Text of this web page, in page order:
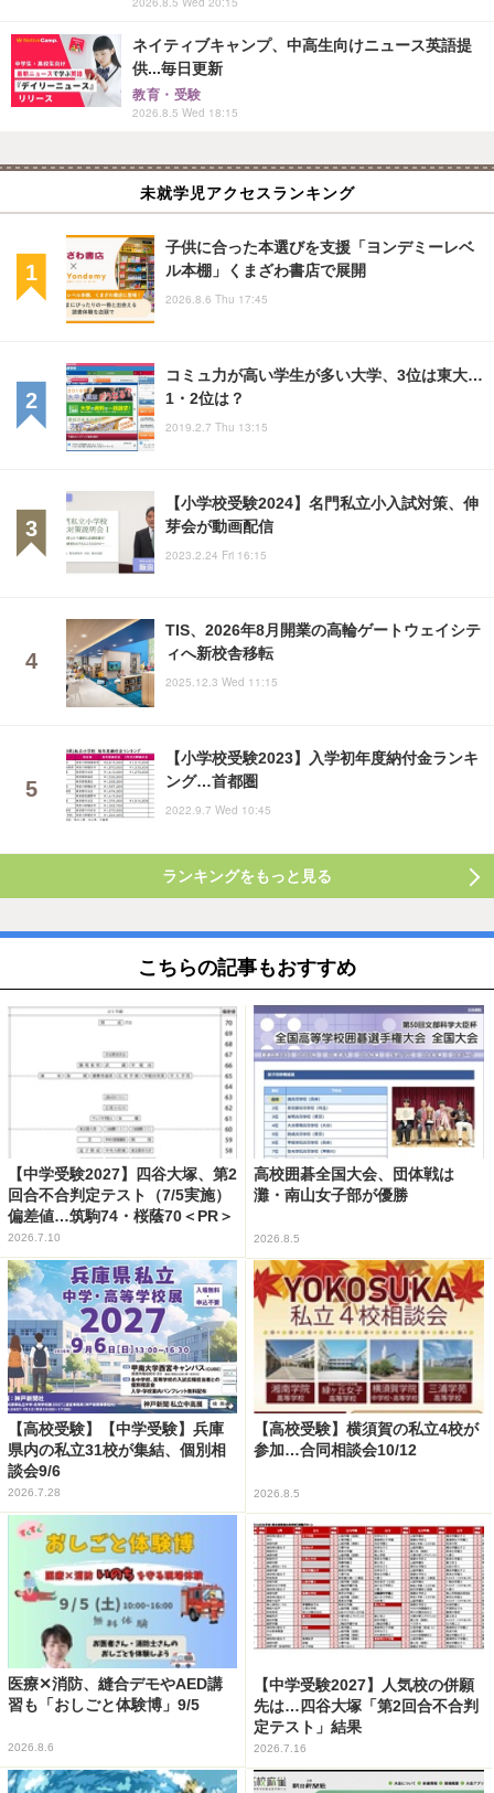
ネイティブキャンプ、中高生向けニュース英語提
供...毎日更新
教育・受験
2026.8.5 Wed 18:15
未就学児アクセスランキング
子供に合った本選びを支援「ヨンデミーレベ
ル本棚」くまざわ書店で展開
2026.8.6 Thu 17:45
コミュ力が高い学生が多い大学、3位は東大…
1・2位は？
2019.2.7 Thu 13:15
【小学校受験2024】名門私立小入試対策、伸
芽会が動画配信
2023.2.24 Fri 16:15
TIS、2026年8月開業の高輪ゲートウェイシテ
ィへ新校舎移転
2025.12.3 Wed 11:15
【小学校受験2023】入学初年度納付金ランキ
ング…首都圏
2022.9.7 Wed 10:45
ランキングをもっと見る
こちらの記事もおすすめ
【中学受験2027】四谷大塚、第2
回合不合判定テスト（7/5実施）
偏差値…筑駒74・桜蔭70＜PR＞
2026.7.10
高校囲碁全国大会、団体戦は
灘・南山女子部が優勝
2026.8.5
【高校受験】【中学受験】兵庫
県内の私立31校が集結、個別相
談会9/6
2026.7.28
【高校受験】横須賀の私立4校が
参加…合同相談会10/12
2026.8.5
医療✕消防、縫合デモやAED講
習も「おしごと体験博」9/5
2026.8.6
【中学受験2027】人気校の併願
先は…四谷大塚「第2回合不合判
定テスト」結果
2026.7.16